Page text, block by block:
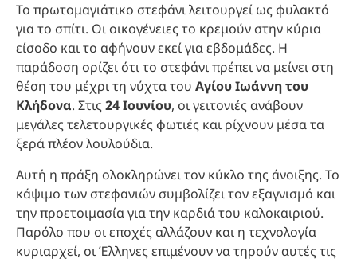
Το πρωτομαγιάτικο στεφάνι λειτουργεί ως φυλακτό
για το σπίτι. Οι οικογένειες το κρεμούν στην κύρια
είσοδο και το αφήνουν εκεί για εβδομάδες. Η
παράδοση ορίζει ότι το στεφάνι πρέπει να μείνει στη
θέση του μέχρι τη νύχτα του Αγίου Ιωάννη του
Κλήδονα. Στις 24 Ιουνίου, οι γειτονιές ανάβουν
μεγάλες τελετουργικές φωτιές και ρίχνουν μέσα τα
ξερά πλέον λουλούδια.
Αυτή η πράξη ολοκληρώνει τον κύκλο της άνοιξης. Το
κάψιμο των στεφανιών συμβολίζει τον εξαγνισμό και
την προετοιμασία για την καρδιά του καλοκαιριού.
Παρόλο που οι εποχές αλλάζουν και η τεχνολογία
κυριαρχεί, οι Έλληνες επιμένουν να τηρούν αυτές τις